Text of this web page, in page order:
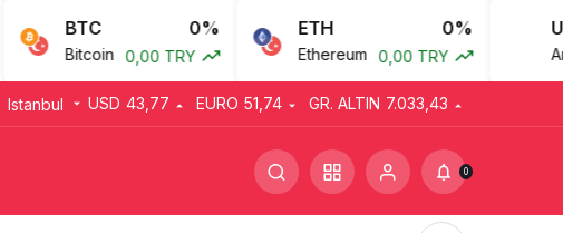
BTC 0%
Bitcoin 0,00 TRY
ETH 0%
Ethereum 0,00 TRY
Istanbul USD 43,77 EURO 51,74 GR. ALTIN 7.033,43
0